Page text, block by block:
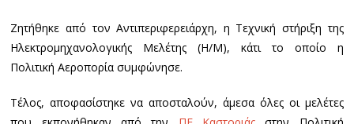
Ζητήθηκε από τον Αντιπεριφερειάρχη, η Τεχνική στήριξη της
Ηλεκτρομηχανολογικής Μελέτης (Η/Μ), κάτι το οποίο η
Πολιτική Αεροπορία συμφώνησε.
Τέλος, αποφασίστηκε να αποσταλούν, άμεσα όλες οι μελέτες